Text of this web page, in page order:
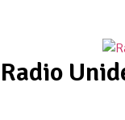
Radio